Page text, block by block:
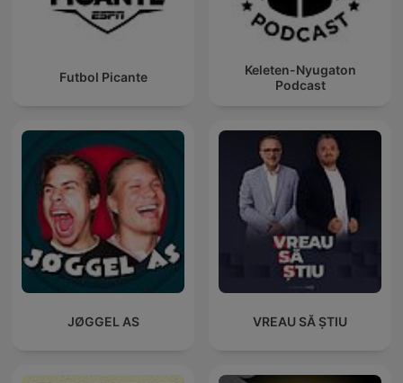
Futbol Picante
Keleten-Nyugaton
Podcast
JØGGEL AS VREAU SĂ ȘTIU